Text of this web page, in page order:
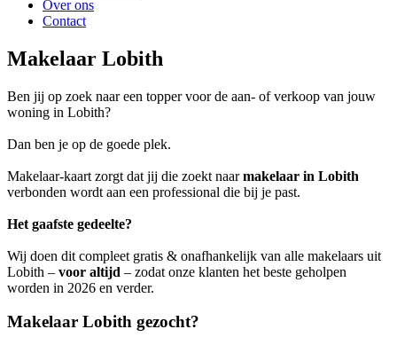
Over ons
Contact
Makelaar Lobith
Ben jij op zoek naar een topper voor de aan- of verkoop van jouw
woning in Lobith?
Dan ben je op de goede plek.
Makelaar-kaart zorgt dat jij die zoekt naarmakelaar in Lobith
verbonden wordt aan een professional die bij je past.
Het gaafste gedeelte?
Wij doen dit compleet gratis & onafhankelijk van alle makelaars uit
Lobith – voor altijd – zodat onze klanten het beste geholpen
worden in 2026 en verder.
Makelaar Lobith gezocht?